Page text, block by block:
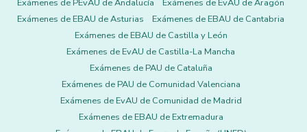
Exámenes de PEvAU de Andalucía
Exámenes de EvAU de Aragón
Exámenes de EBAU de Asturias
Exámenes de EBAU de Cantabria
Exámenes de EBAU de Castilla y León
Exámenes de EvAU de Castilla-La Mancha
Exámenes de PAU de Cataluña
Exámenes de PAU de Comunidad Valenciana
Exámenes de EvAU de Comunidad de Madrid
Exámenes de EBAU de Extremadura